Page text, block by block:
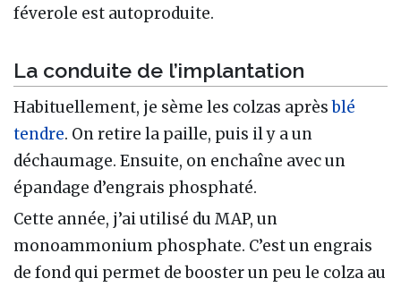
féverole est autoproduite.
La conduite de l’implantation
Habituellement, je sème les colzas aprèsblé
tendre. On retire la paille, puis il y a un
déchaumage. Ensuite, on enchaîne avec un
épandage d’engrais phosphaté.
Cette année, j’ai utilisé du MAP, un
monoammonium phosphate. C’est un engrais
de fond qui permet de booster un peu le colza au